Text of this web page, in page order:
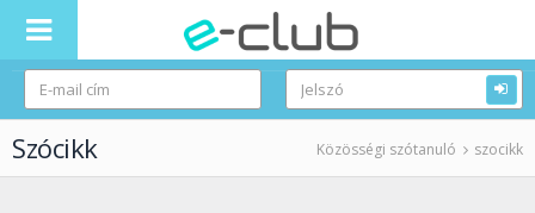
Szócikk Közösségi szótanuló szocikk